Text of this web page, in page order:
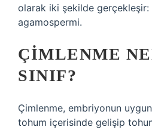
olarak iki şekilde
agamospermi.
ÇIMLENME
SINIF?
Çimlenme, embriyonun
tohum içerisinde gelişip